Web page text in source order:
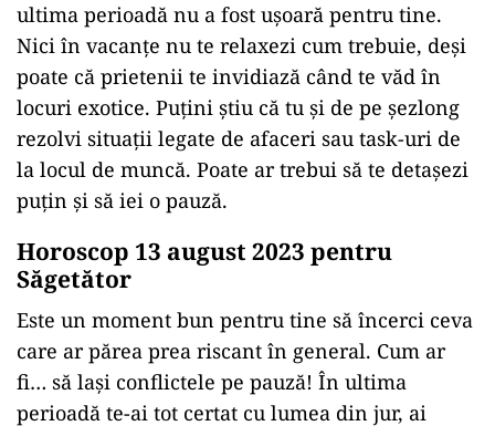
ultima perioadă nu a fost ușoară pentru tine.
Nici în vacanțe nu te relaxezi cum trebuie, deși
poate că prietenii te invidiază când te văd în
locuri exotice. Puțini știu că tu și de pe șezlong
rezolvi situații legate de afaceri sau task-uri de
la locul de muncă. Poate ar trebui să te detașezi
puțin și să iei o pauză.
Horoscop 13 august 2023 pentru
Săgetător
Este un moment bun pentru tine să încerci ceva
care ar părea prea riscant în general. Cum ar
fi… să lași conflictele pe pauză! În ultima
perioadă te-ai tot certat cu lumea din jur, ai